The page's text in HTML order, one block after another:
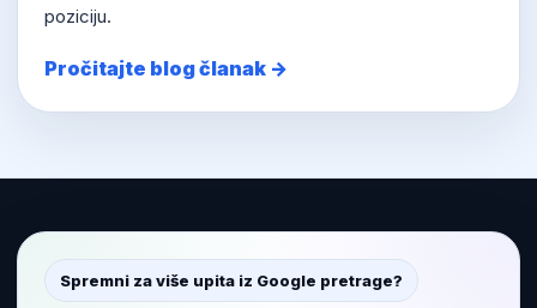
poziciju.
Pročitajte blog članak →
Spremni za više upita iz Google pretrage?